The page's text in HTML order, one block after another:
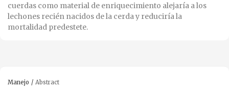
cuerdas como material de enriquecimiento alejaría a los
lechones recién nacidos de la cerda y reduciría la
mortalidad predestete.
Manejo Abstract